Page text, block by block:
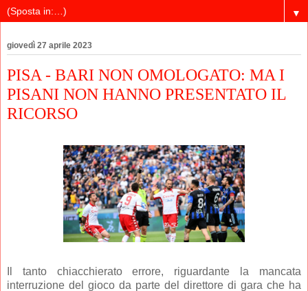
▼
giovedì 27 aprile 2023
PISA - BARI NON OMOLOGATO: MA I
PISANI NON HANNO PRESENTATO IL
RICORSO
Il tanto chiacchierato errore, riguardante la mancata
interruzione del gioco da parte del direttore di gara che ha